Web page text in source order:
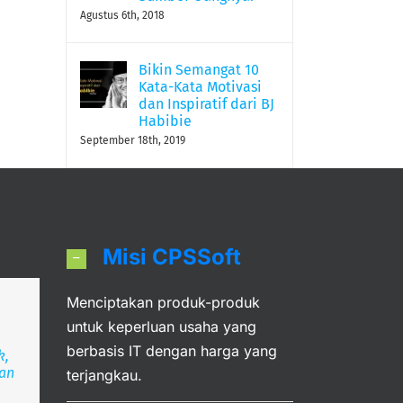
Agustus 6th, 2018
Bikin Semangat 10
Kata-Kata Motivasi
dan Inspiratif dari BJ
Habibie
September 18th, 2019
Misi CPSSoft
Menciptakan produk-produk
untuk keperluan usaha yang
berbasis IT dengan harga yang
terjangkau.